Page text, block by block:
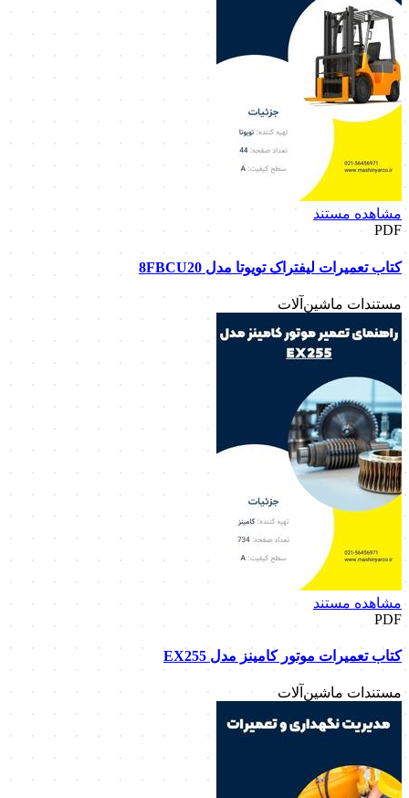
مشاهده مستند
PDF
کتاب تعمیرات لیفتراک تویوتا مدل 8FBCU20
مستندات ماشین‌آلات
مشاهده مستند
PDF
کتاب تعمیرات موتور کامینز مدل EX255
مستندات ماشین‌آلات